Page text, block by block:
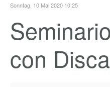
Sonntag, 10 Mai 2020 10:25
con